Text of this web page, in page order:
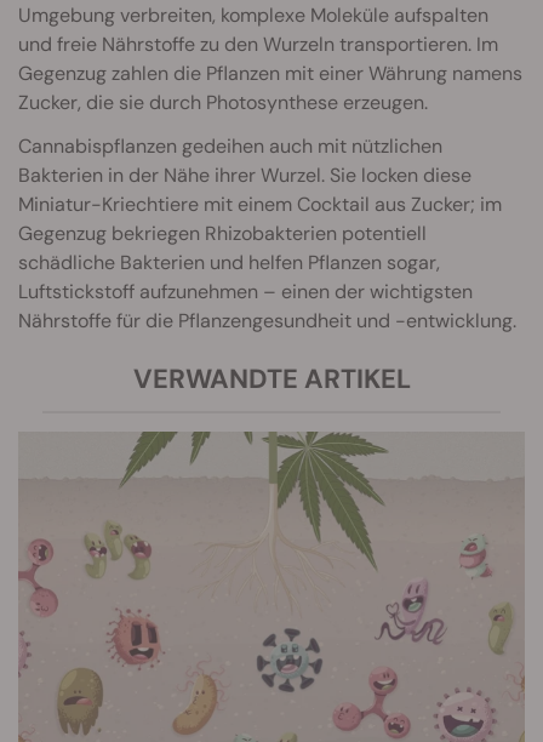
Umgebung verbreiten, komplexe Moleküle aufspalten
und freie Nährstoffe zu den Wurzeln transportieren. Im
Gegenzug zahlen die Pflanzen mit einer Währung namens
Zucker, die sie durch Photosynthese erzeugen.
Cannabispflanzen gedeihen auch mit nützlichen
Bakterien in der Nähe ihrer Wurzel. Sie locken diese
Miniatur-Kriechtiere mit einem Cocktail aus Zucker; im
Gegenzug bekriegen Rhizobakterien potentiell
schädliche Bakterien und helfen Pflanzen sogar,
Luftstickstoff aufzunehmen – einen der wichtigsten
Nährstoffe für die Pflanzengesundheit und -entwicklung.
VERWANDTE ARTIKEL